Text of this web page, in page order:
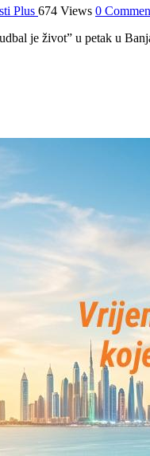
Plus 674 Views 0
je život” u petak u